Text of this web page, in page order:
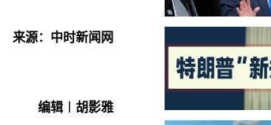
来源：中时新闻网
编辑︱胡影雅